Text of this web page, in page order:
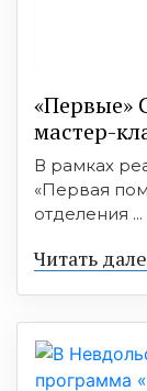
«Первые»
мастер-
В рамках
«Первая
отделения ...
Читать